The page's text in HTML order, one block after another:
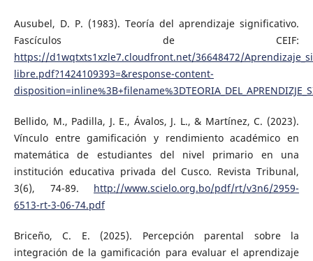
Ausubel, D. P. (1983). Teoría del aprendizaje significativo.
Fascículos de CEIF:
https://d1wqtxts1xzle7.cloudfront.net/36648472/
libre.pdf?1424109393=&response-content-
Bellido, M., Padilla, J. E., Ávalos, J. L., & Martínez, C. (2023).
Vínculo entre gamificación y rendimiento académico en
matemática de estudiantes del nivel primario en una
institución educativa privada del Cusco. Revista Tribunal,
3(6), 74-89. http://www.scielo.org.bo/pdf/rt/v3n6/2959-
6513-rt-3-06-74.pdf
Briceño, C. E. (2025). Percepción parental sobre la
integración de la gamificación para evaluar el aprendizaje